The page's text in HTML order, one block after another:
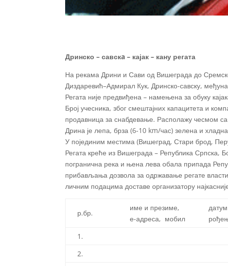
Дринско – савскa – кајак – кану регата
На рекама Дрини и Сави од Вишеграда до
Диздаревић–Адмирал Кук, Дринско-савску,
Регата није предвиђена – намењена за обуку
Број учесника, због смештајних капацитета и
продавница за снабдевање. Располажу чесмом
Дрина је лепа, брза (6-10 km/час) зелена и
У појединим местима (Вишеград, Стари брод,
Регата креће из Вишеграда – Република Српска,
погранична река и њена лева обала припада
прибављања дозвола за одржавање регате
личним подацима доставе организатору
р.бр.
име и презиме,
е-адреса, мобил
датум
1.
2.